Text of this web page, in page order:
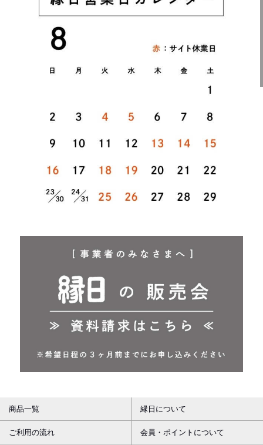
商品一覧 縁日について
ご利用の流れ 会員・ポイントについて